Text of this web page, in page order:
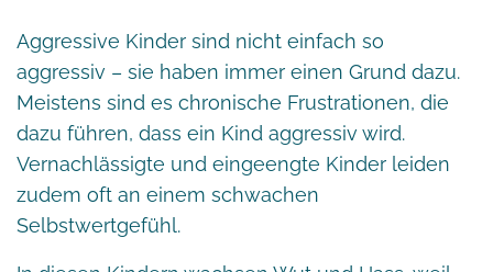
Aggressive Kinder sind nicht einfach so
aggressiv – sie haben immer einen Grund dazu.
Meistens sind es chronische Frustrationen, die
dazu führen, dass ein Kind aggressiv wird.
Vernachlässigte und eingeengte Kinder leiden
zudem oft an einem schwachen
Selbstwertgefühl.